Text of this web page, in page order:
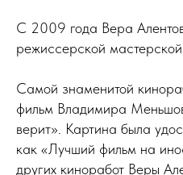
С 2009 года Вера
режиссерской
Самой знаменитой
фильм Владимира
верит». Картина была
как «Лучший фильм на
других киноработ Веры